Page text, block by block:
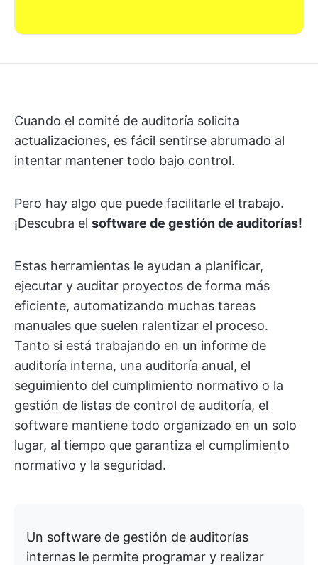
Cuando el comité de auditoría solicita
actualizaciones, es fácil sentirse abrumado al
intentar mantener todo bajo control.
Pero hay algo que puede facilitarle el trabajo.
¡Descubra el software de gestión de auditorías!
Estas herramientas le ayudan a planificar,
ejecutar y auditar proyectos de forma más
eficiente, automatizando muchas tareas
manuales que suelen ralentizar el proceso.
Tanto si está trabajando en un informe de
auditoría interna, una auditoría anual, el
seguimiento del cumplimiento normativo o la
gestión de listas de control de auditoría, el
software mantiene todo organizado en un solo
lugar, al tiempo que garantiza el cumplimiento
normativo y la seguridad.
Un software de gestión de auditorías
internas le permite programar y realizar